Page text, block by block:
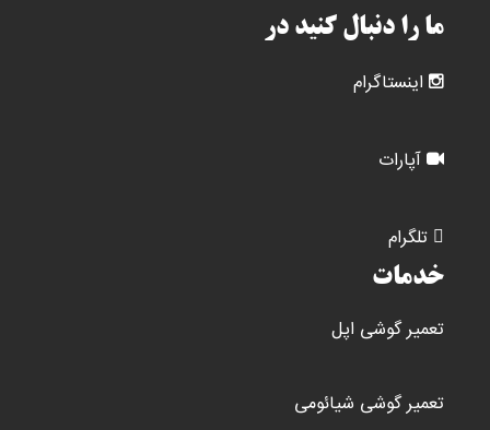
ما را دنبال کنید در
اینستاگرام
آپارات
تلگرام
خدمات
تعمیر گوشی اپل
تعمیر گوشی شیائومی